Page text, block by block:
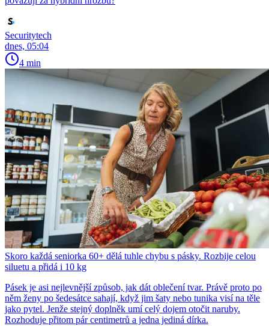
Securitytech
dnes, 05:04
4 min
Skoro každá seniorka 60+ dělá tuhle chybu s pásky. Rozbije celou
siluetu a přidá i 10 kg
Pásek je asi nejlevnější způsob, jak dát oblečení tvar. Právě proto po
něm ženy po šedesátce sahají, když jim šaty nebo tunika visí na těle
jako pytel. Jenže stejný doplněk umí celý dojem otočit naruby.
Rozhoduje přitom pár centimetrů a jedna jediná dírka.